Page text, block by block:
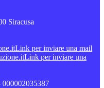
Siracusa
Link per inviare una mail
Link per inviare una